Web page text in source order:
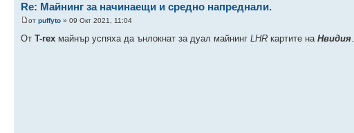
Re: Майнинг за начинаещи и средно напреднали.
от puffyto » 09 Окт 2021, 11:04
От T-rex майнър успяха да ънлокнат за дуал майнинг LHR картите на Нвидия